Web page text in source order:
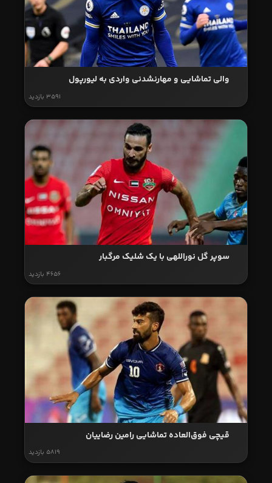
والی تماشایی و مهارنشدنی واردی به لیورپول
3591 بازدید
سوپر گل نوراللهی با یک شلیک مرگبار
4656 بازدید
قیچی فوق‌العاده تماشایی رامین رضاییان
5819 بازدید